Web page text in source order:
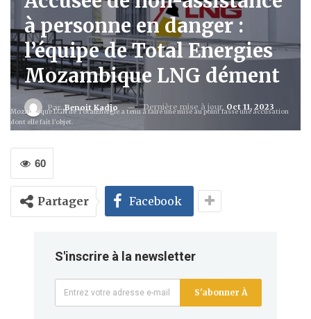
à personne en danger :
l’équipe de Total Energies
Mozambique LNG dément
ParBenoit Kadjo Dernière mise à jour Oct 11, 2023
Mozambique LGN de TotalEnergie a tenu à faire une mise au point fasse une accusation
dont elle fait l'objet.
60
Partager Facebook
S'inscrire à la newsletter
S'abonner À